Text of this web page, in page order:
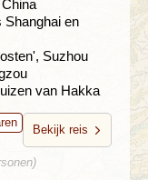
Shanghai en
Suzhou
van Hakka
Bekijk reis